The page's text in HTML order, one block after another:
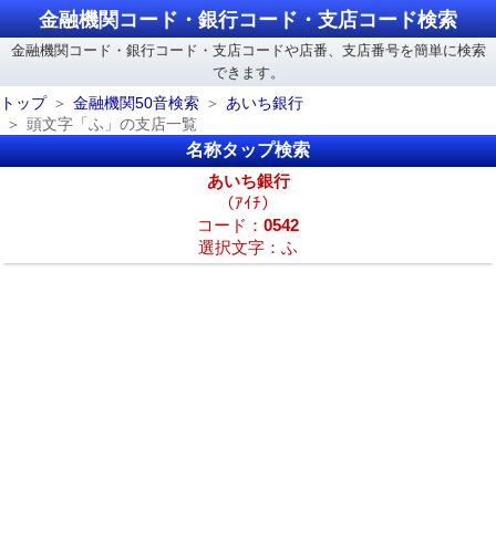
金融機関コード・銀行コード・支店コード検索
金融機関コード・銀行コード・支店コードや店番、支店番号を簡単に検索
できます。
トップ
金融機関50音検索
あいち銀行
頭文字「ふ」の支店一覧
名称タップ検索
あいち銀行
（ｱｲﾁ）
コード： 0542
選択文字：ふ